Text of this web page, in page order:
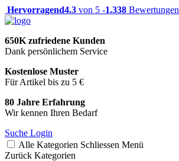
Hervorragend4.3 von 5 -1.338 Bewertungen
650K zufriedene Kunden
Dank persönlichem Service
Kostenlose Muster
Für Artikel bis zu 5 €
80 Jahre Erfahrung
Wir kennen Ihren Bedarf
Suche Login
Alle Kategorien Schliessen Menü
Zurück Kategorien